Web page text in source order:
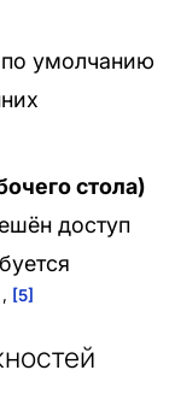
умолчанию
стола)
доступ
, [5]